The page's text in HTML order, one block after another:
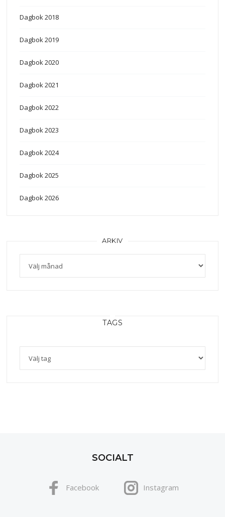
Dagbok 2018
Dagbok 2019
Dagbok 2020
Dagbok 2021
Dagbok 2022
Dagbok 2023
Dagbok 2024
Dagbok 2025
Dagbok 2026
ARKIV
Arkiv
TAGS
SOCIALT
Facebook Instagram